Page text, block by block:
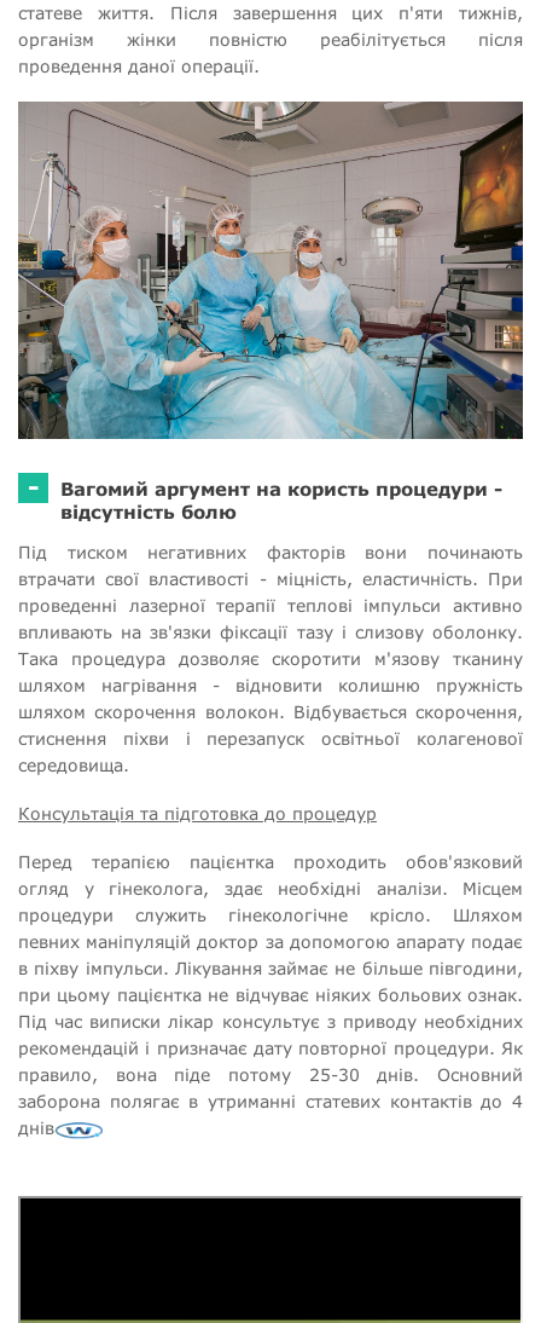
статеве життя. Після завершення цих п'яти тижнів,
організм жінки повністю реабілітується після
проведення даної операції.
-
Вагомий аргумент на користь процедури -
відсутність болю
Під тиском негативних факторів вони починають
втрачати свої властивості - міцність, еластичність. При
проведенні лазерної терапії теплові імпульси активно
впливають на зв'язки фіксації тазу і слизову оболонку.
Така процедура дозволяє скоротити м'язову тканину
шляхом нагрівання - відновити колишню пружність
шляхом скорочення волокон. Відбувається скорочення,
стиснення піхви і перезапуск освітньої колагенової
середовища.
Консультація та підготовка до процедур
Перед терапією пацієнтка проходить обов'язковий
огляд у гінеколога, здає необхідні аналізи. Місцем
процедури служить гінекологічне крісло. Шляхом
певних маніпуляцій доктор за допомогою апарату подає
в піхву імпульси. Лікування займає не більше півгодини,
при цьому пацієнтка не відчуває ніяких больових ознак.
Під час виписки лікар консультує з приводу необхідних
рекомендацій і призначає дату повторної процедури. Як
правило, вона піде потому 25-30 днів. Основний
заборона полягає в утриманні статевих контактів до 4
днів